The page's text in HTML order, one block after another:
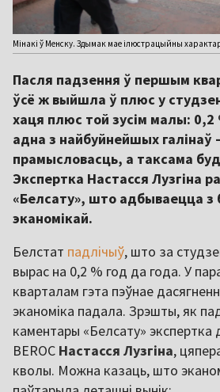
Мінакі ў Менску. Здымак мае ілюстрацыйны
Пасля падзення ў першым
ўсё ж выйшла ў плюс у
хаця плюс той зусім малы: 0,2
адна з найбуйнейшых галінаў
прамысловасць, а таксама
Экспертка Настасся Лузгіна
«Белсату», што адбываецца з
эканомікай.
Белстат падлічыў, што за
вырас на 0,2 % год да года. У
кварталам гэта пэўнае
эканоміка падала. Зрэшты, як
каментары «Белсату» экспертка
BEROC Настасся Лузгіна,
кволы. Можна казаць, што